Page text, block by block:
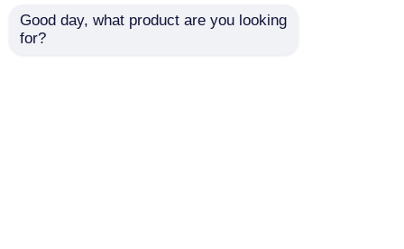
Good day, what product are you looking
for?